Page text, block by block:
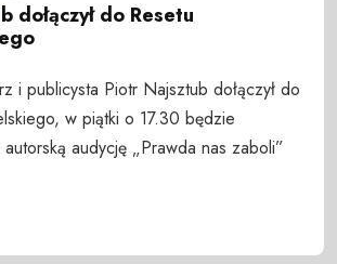
dołączył do Resetu
i publicysta Piotr Najsztub dołączył do
w piątki o 17.30 będzie
audycję „Prawda nas zaboli”